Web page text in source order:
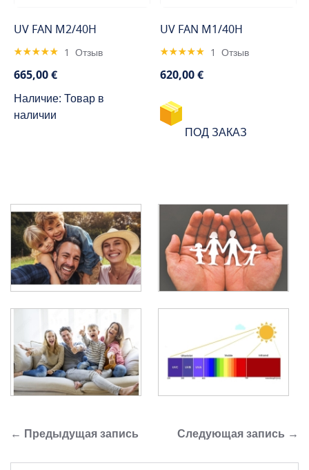
UV FAN M2/40H
Rating:
1 Отзыв
665,00 €
Наличие: Товар в
наличии
UV FAN M1/40H
Rating:
1 Отзыв
620,00 €
ПОД ЗАКАЗ
← Предыдущая запись Следующая запись →